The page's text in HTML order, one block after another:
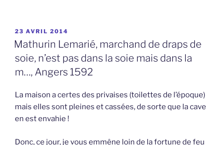
PUBLIÉ
LE
23 AVRIL 2014
Mathurin Lemarié, marchand de draps de
soie, n’est pas dans la soie mais dans la
m…, Angers 1592
La maison a certes des privaises (toilettes de l’époque)
mais elles sont pleines et cassées, de sorte que la cave
en est envahie !
Donc, ce jour, je vous emmêne loin de la fortune de feu